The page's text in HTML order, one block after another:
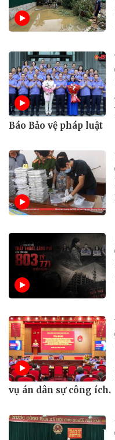
Báo Bảo vệ pháp luật
vụ án dân sự công ích.